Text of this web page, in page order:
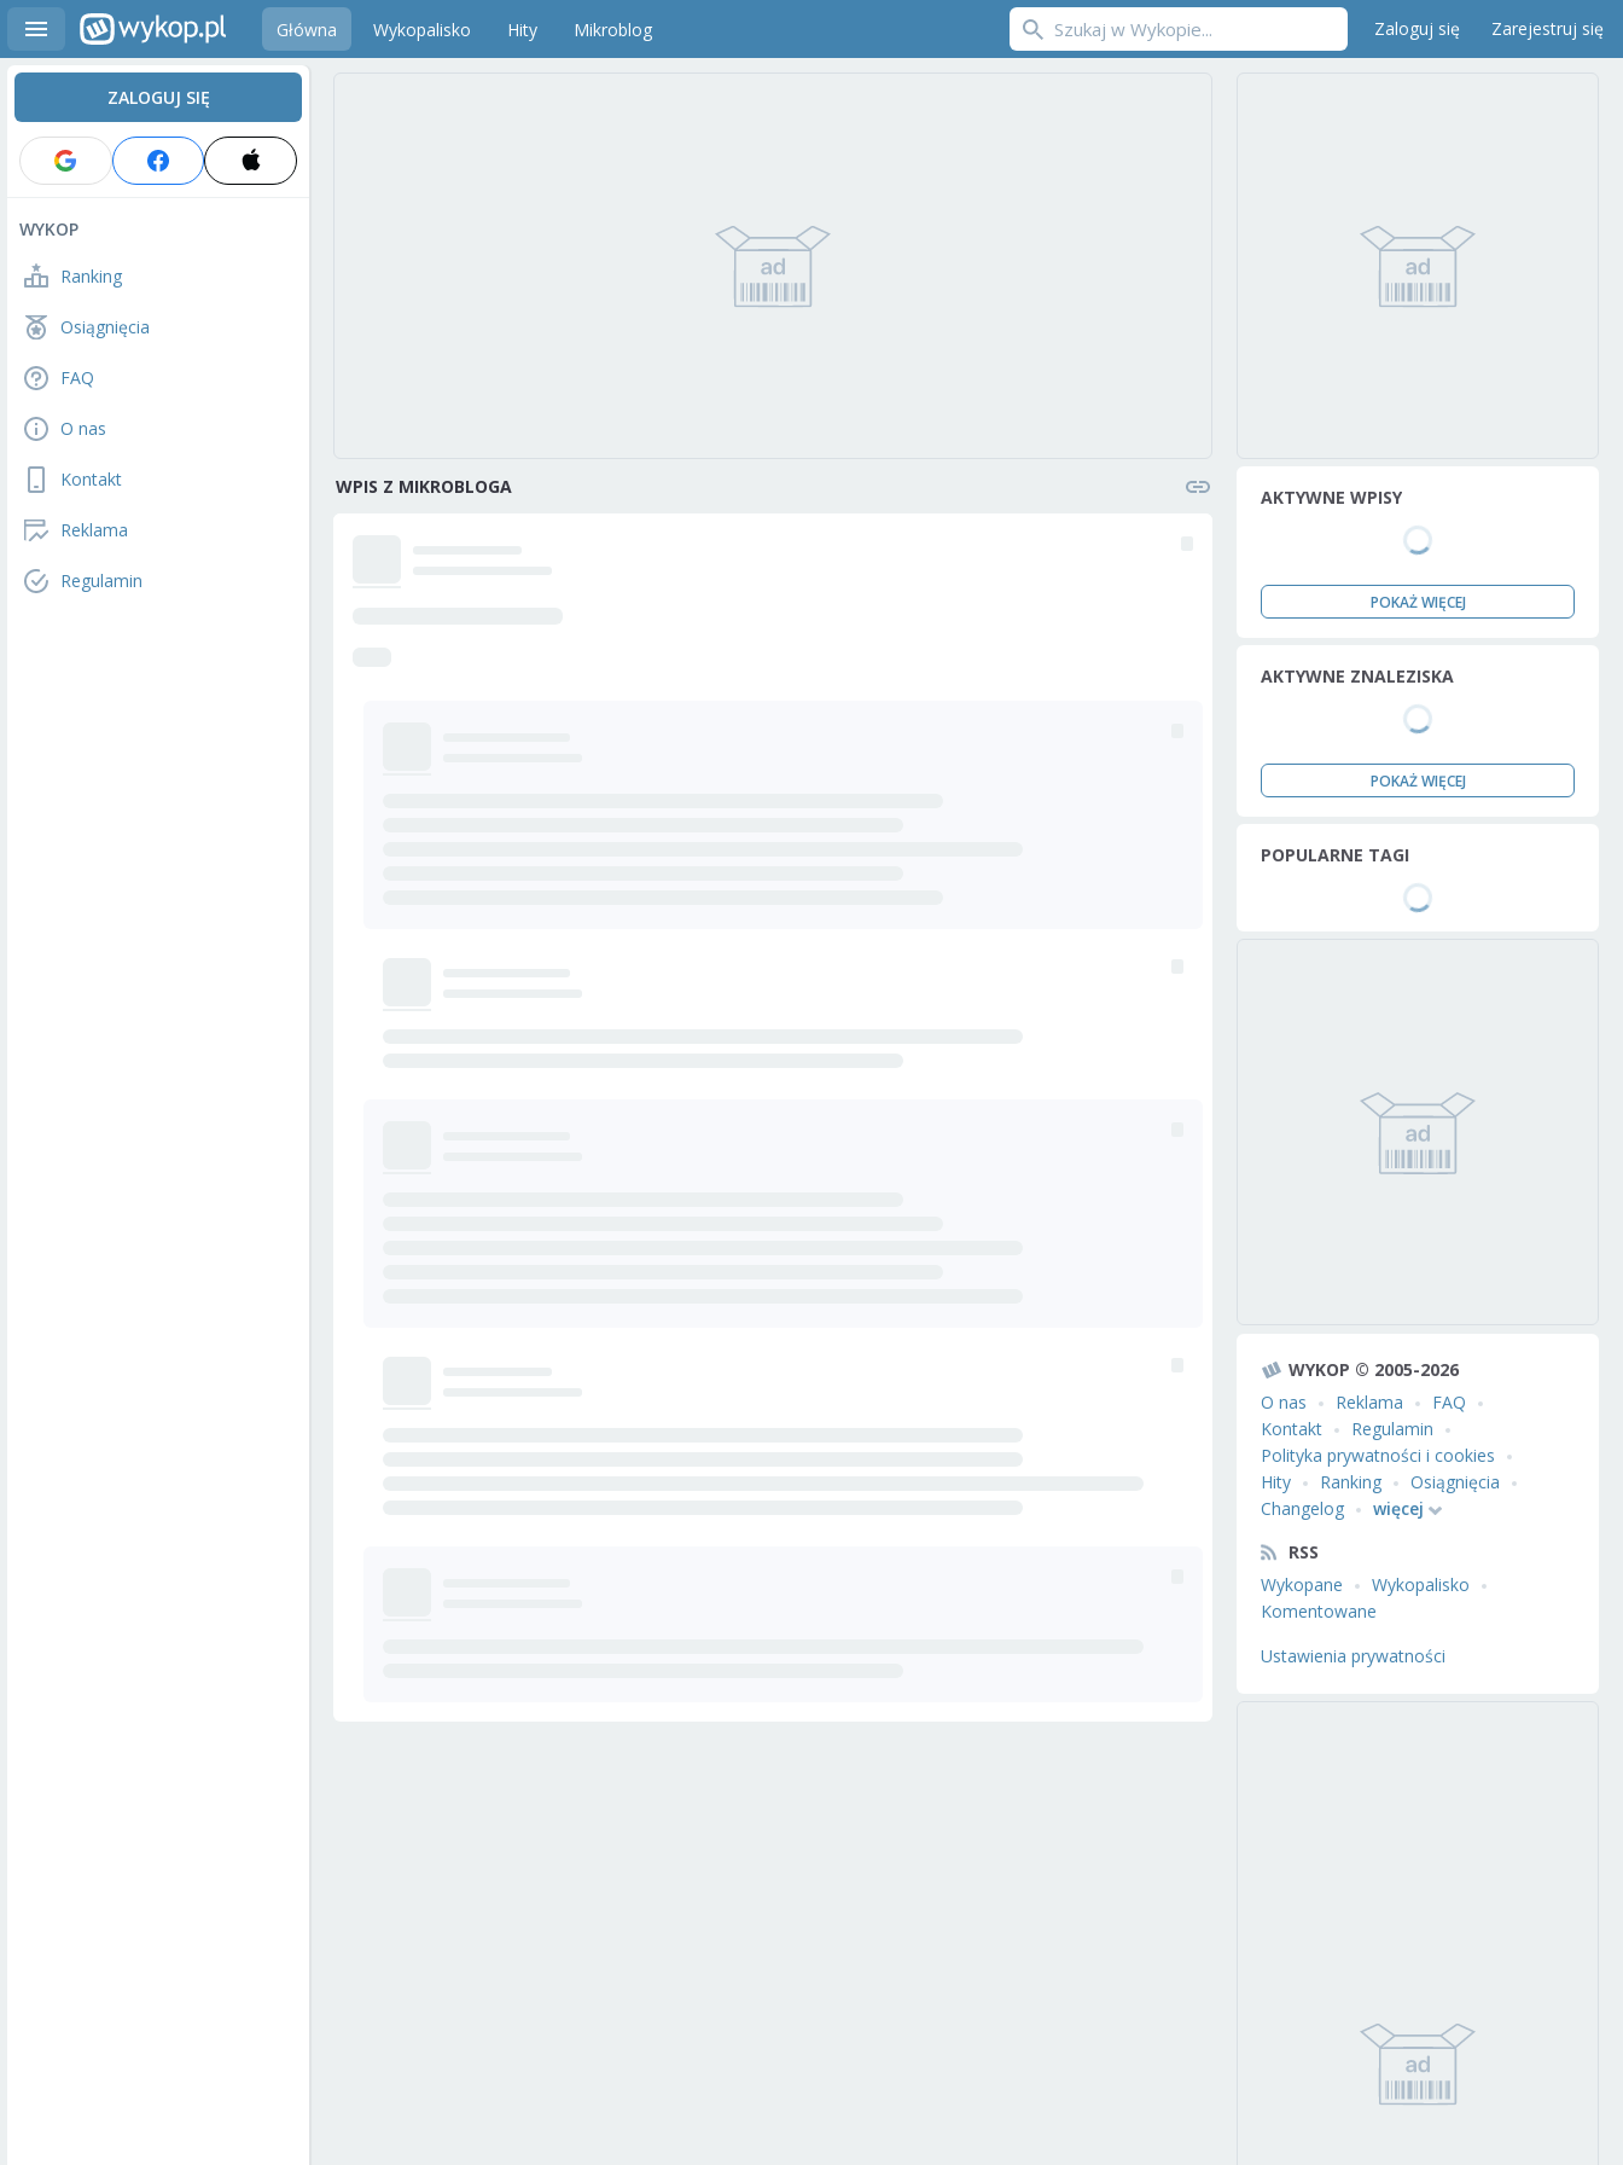
Główna Wykopalisko Hity Mikroblog Zaloguj się Zarejestruj się
ZALOGUJ SIĘ
WYKOP
Ranking
Osiągnięcia
FAQ
O nas
Kontakt
Reklama
Regulamin
WPIS Z MIKROBLOGA AKTYWNE WPISY
POKAŻ WIĘCEJ
AKTYWNE ZNALEZISKA
POKAŻ WIĘCEJ
POPULARNE TAGI
WYKOP © 2005-2026
O nas
Reklama
FAQ
Kontakt
Regulamin
Polityka prywatności i cookies
Hity
Ranking
Osiągnięcia
Changelog
więcej
RSS
Wykopane
Wykopalisko
Komentowane
Ustawienia prywatności